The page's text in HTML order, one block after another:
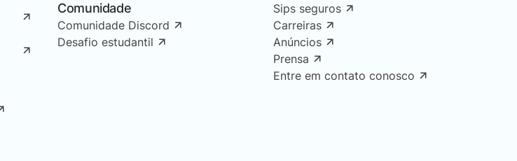
Comunidade
Comunidade Discord
Desafio estudantil
Sips seguros
Carreiras
Anúncios
Prensa
Entre em contato conosco